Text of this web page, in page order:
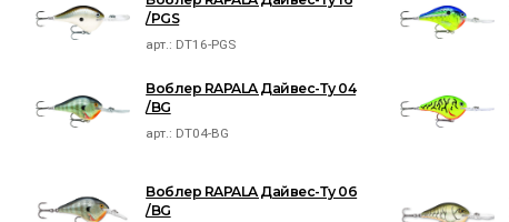
/PGS
арт.: DT16-PGS
Воблер RAPALA Дайвес-Ту 04
/BG
арт.: DT04-BG
Воблер RAPALA Дайвес-Ту 06
/BG